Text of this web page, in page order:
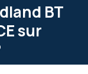
BT
sur